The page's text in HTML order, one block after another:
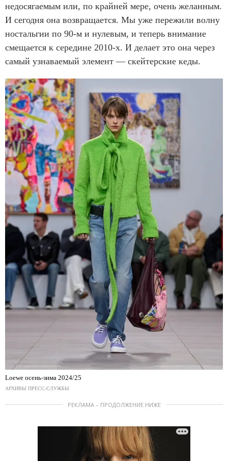
недосягаемым или, по крайней мере, очень желанным.
И сегодня она возвращается. Мы уже пережили волну
ностальгии по 90-м и нулевым, и теперь внимание
смещается к середине 2010-х. И делает это она через
самый узнаваемый элемент — скейтерские кеды.
Loewe осень-зима 2024/25
АРХИВЫ ПРЕСС-СЛУЖБЫ
РЕКЛАМА – ПРОДОЛЖЕНИЕ НИЖЕ